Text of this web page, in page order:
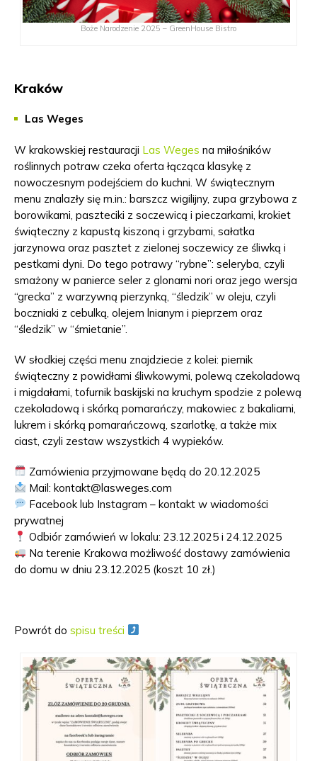
Boże Narodzenie 2025 – GreenHouse Bistro
Kraków
Las Weges
W krakowskiej restauracji Las Weges na miłośników
roślinnych potraw czeka oferta łącząca klasykę z
nowoczesnym podejściem do kuchni. W świątecznym
menu znalazły się m.in.: barszcz wigilijny, zupa grzybowa z
borowikami, paszteciki z soczewicą i pieczarkami, krokiet
świąteczny z kapustą kiszoną i grzybami, sałatka
jarzynowa oraz pasztet z zielonej soczewicy ze śliwką i
pestkami dyni. Do tego potrawy “rybne”: seleryba, czyli
smażony w panierce seler z glonami nori oraz jego wersja
“grecka” z warzywną pierzynką, “śledzik” w oleju, czyli
boczniaki z cebulką, olejem lnianym i pieprzem oraz
“śledzik” w “śmietanie”.
W słodkiej części menu znajdziecie z kolei: piernik
świąteczny z powidłami śliwkowymi, polewą czekoladową
i migdałami, tofurnik baskijski na kruchym spodzie z polewą
czekoladową i skórką pomarańczy, makowiec z bakaliami,
lukrem i skórką pomarańczową, szarlotkę, a także mix
ciast, czyli zestaw wszystkich 4 wypieków.
Zamówienia przyjmowane będą do 20.12.2025
Mail: kontakt@lasweges.com
Facebook lub Instagram – kontakt w wiadomości
prywatnej
Odbiór zamówień w lokalu: 23.12.2025 i 24.12.2025
Na terenie Krakowa możliwość dostawy zamówienia
do domu w dniu 23.12.2025 (koszt 10 zł.)
Powrót do spisu treści